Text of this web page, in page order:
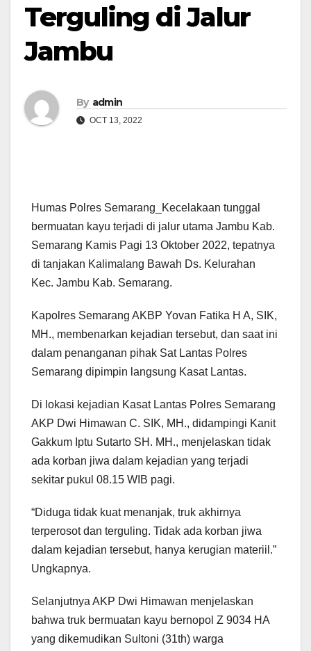
Terguling di Jalur
Jambu
By admin
OCT 13, 2022
Humas Polres Semarang_Kecelakaan tunggal
bermuatan kayu terjadi di jalur utama Jambu Kab.
Semarang Kamis Pagi 13 Oktober 2022, tepatnya
di tanjakan Kalimalang Bawah Ds. Kelurahan
Kec. Jambu Kab. Semarang.
Kapolres Semarang AKBP Yovan Fatika H A, SIK,
MH., membenarkan kejadian tersebut, dan saat ini
dalam penanganan pihak Sat Lantas Polres
Semarang dipimpin langsung Kasat Lantas.
Di lokasi kejadian Kasat Lantas Polres Semarang
AKP Dwi Himawan C. SIK, MH., didampingi Kanit
Gakkum Iptu Sutarto SH. MH., menjelaskan tidak
ada korban jiwa dalam kejadian yang terjadi
sekitar pukul 08.15 WIB pagi.
“Diduga tidak kuat menanjak, truk akhirnya
terperosot dan terguling. Tidak ada korban jiwa
dalam kejadian tersebut, hanya kerugian materiil.”
Ungkapnya.
Selanjutnya AKP Dwi Himawan menjelaskan
bahwa truk bermuatan kayu bernopol Z 9034 HA
yang dikemudikan Sultoni (31th) warga